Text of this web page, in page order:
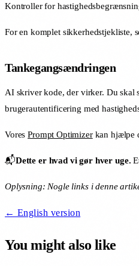
Kontroller for
For en komplet sikkerhedstjekliste,
Tankegangsændringen
AI skriver kode, der virker. Du skal
brugerautentificering med
VoresPrompt Optimizerkan hjælpe
📬Dette er hvad vi gør hver uge.
Oplysning: Nogle links i denne
← English version
You might also like